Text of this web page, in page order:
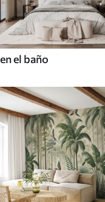
en el baño